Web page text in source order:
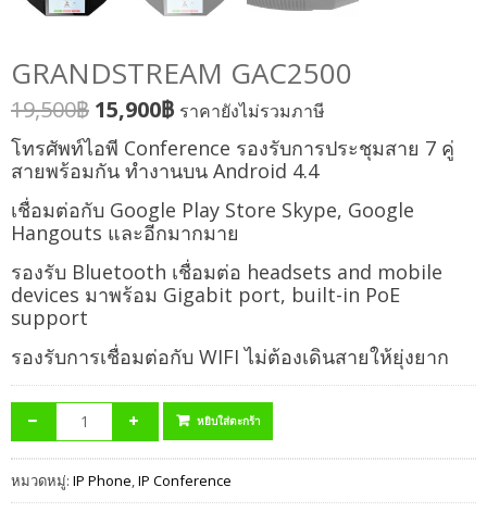
GRANDSTREAM GAC2500
19,500฿ 15,900฿ ราคายังไม่รวมภาษี
โทรศัพท์ไอพี Conference รองรับการประชุมสาย 7 คู่
สายพร้อมกัน ทำงานบน Android 4.4
เชื่อมต่อกับ Google Play Store Skype, Google
Hangouts และอีกมากมาย
รองรับ Bluetooth เชื่อมต่อ headsets and mobile
devices มาพร้อม Gigabit port, built-in PoE
support
รองรับการเชื่อมต่อกับ WIFI ไม่ต้องเดินสายให้ยุ่งยาก
หยิบใส่ตะกร้า
หมวดหมู่: IP Phone,IP Conference